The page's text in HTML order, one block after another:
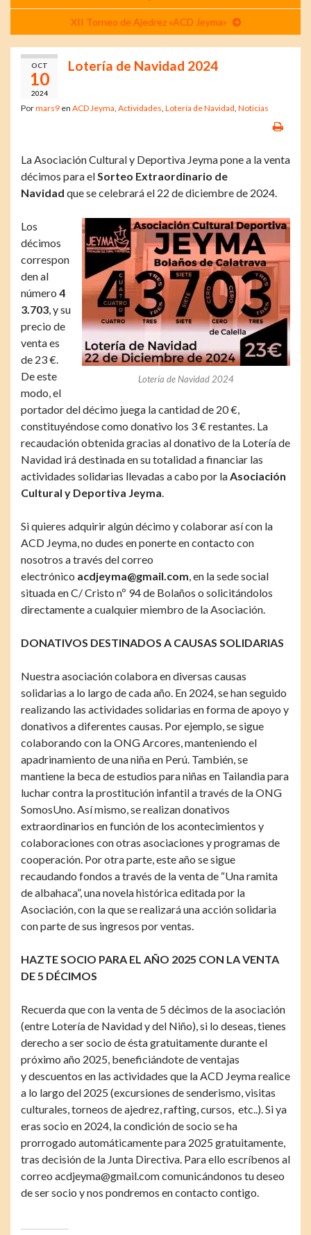
XII Torneo de Ajedrez «ACD Jeyma»
OCT
10
2024
Lotería de Navidad 2024
Pormars9 en ACD Jeyma Actividades Lotería de Navidad Noticias
La Asociación Cultural y Deportiva Jeyma pone a la venta
décimos para el Sorteo Extraordinario de
Navidad que se celebrará el 22 de diciembre de 2024.
Lotería de Navidad 2024
Los
décimos
correspon
den al
número 4
3.703 , y su
precio de
venta es
de 23 €.
De este
modo, el
portador del décimo juega la cantidad de 20 €,
constituyéndose como donativo los 3 € restantes. La
recaudación obtenida gracias al donativo de la Lotería de
Navidad irá destinada en su totalidad a financiar las
actividades solidarias llevadas a cabo por la Asociación
Cultural y Deportiva Jeyma
Si quieres adquirir algún décimo y colaborar así con la
ACD Jeyma, no dudes en ponerte en contacto con
nosotros a través del correo
electrónico acdjeyma@gmail.com , en la sede social
situada en C/ Cristo nº 94 de Bolaños o solicitándolos
directamente a cualquier miembro de la Asociación.
DONATIVOS DESTINADOS A CAUSAS SOLIDARIAS
Nuestra asociación colabora en diversas causas
solidarias a lo largo de cada año. En 2024, se han seguido
realizando las actividades solidarias en forma de apoyo y
donativos a diferentes causas. Por ejemplo, se sigue
colaborando con la ONG Arcores, manteniendo el
apadrinamiento de una niña en Perú. También, se
mantiene la beca de estudios para niñas en Tailandia para
luchar contra la prostitución infantil a través de la ONG
SomosUno. Así mismo, se realizan donativos
extraordinarios en función de los acontecimientos y
colaboraciones con otras asociaciones y programas de
cooperación. Por otra parte, este año se sigue
recaudando fondos a través de la venta de “Una ramita
de albahaca”, una novela histórica editada por la
Asociación, con la que se realizará una acción solidaria
con parte de sus ingresos por ventas.
HAZTE SOCIO PARA EL AÑO 2025 CON LA VENTA
DE 5 DÉCIMOS
Recuerda que con la venta de 5 décimos de la asociación
(entre Lotería de Navidad y del Niño), si lo deseas, tienes
derecho a ser socio de ésta gratuitamente durante el
próximo año 2025, beneficiándote de ventajas
y descuentos en las actividades que la ACD Jeyma realice
a lo largo del 2025 (excursiones de senderismo, visitas
culturales, torneos de ajedrez, rafting, cursos, etc..). Si ya
eras socio en 2024, la condición de socio se ha
prorrogado automáticamente para 2025 gratuitamente,
tras decisión de la Junta Directiva. Para ello escríbenos al
correo acdjeyma@gmail.com comunicándonos tu deseo
de ser socio y nos pondremos en contacto contigo.